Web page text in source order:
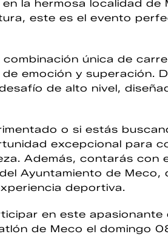
la hermosa localidad de
este es el evento
única de
emoción y superación.
de alto nivel,
o si estás
excepcional para
Además, contarás con
Ayuntamiento de Meco,
deportiva.
en este
de Meco el domingo